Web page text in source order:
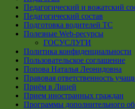
Педагогический и вожатский
Педагогический состав
Подготовка водителей ТС
Полезные Web-ресурсы
ГОСУСЛУГИ
Политика конфиденциальности
Пользовательское соглашение
Попова Наталья Леонидовна
Правовая ответственность
Приём в Лицей
Прием иностранных граждан
Программы дополнительного